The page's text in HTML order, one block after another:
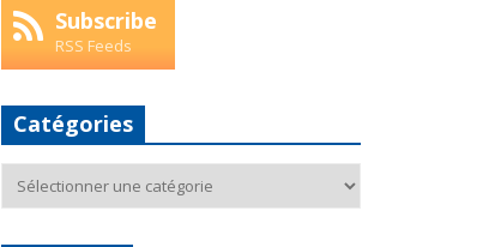
Subscribe
RSS Feeds
Catégories